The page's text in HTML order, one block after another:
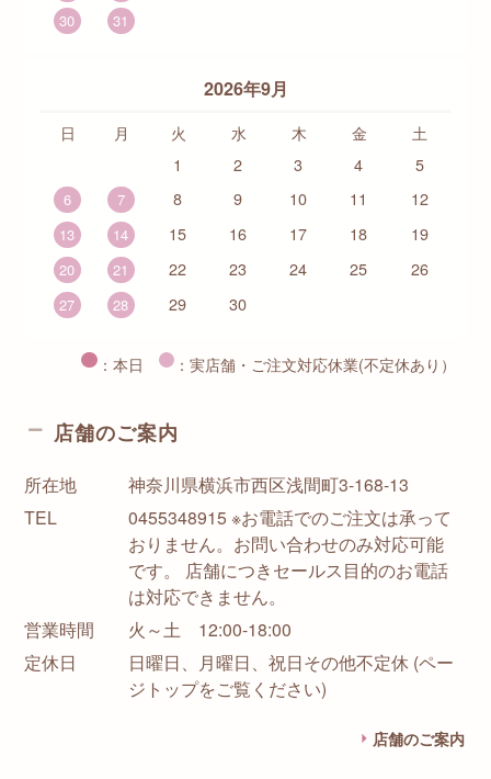
30 31
2026年9月
日 月 火 水 木 金
土
1
2 3 4 5
6 7 8 9 10 11 12
13 14 15 16 17 18 19
20 21 22 23 24 25 26
27 28 29 30
：本日 ：実店舗・ご注文対応休業(不定休あり）
店舗のご案内
所在地
神奈川県横浜市西区浅間町3-168-13
TEL
0455348915 ※お電話でのご注文は承って
おりません。お問い合わせのみ対応可能
です。 店舗につきセールス目的のお電話
は対応できません。
営業時間
火～土 12:00-18:00
定休日
日曜日、月曜日、祝日その他不定休 (ペー
ジトップをご覧ください)
店舗のご案内